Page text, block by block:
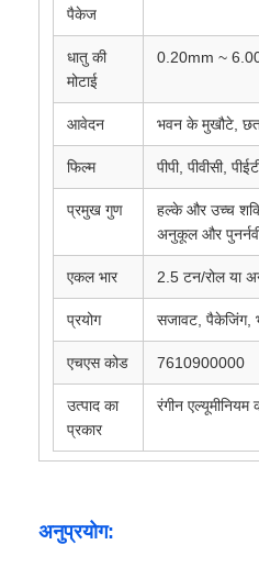
पैकेज
धातु की
मोटाई
0.20mm ~
आवेदन भवन के मुखौटे,
फिल्म पीपी, पीवीसी,
प्रमुख गुण
हल्के और उच्च
अनुकूल और
एकल भार 2.5 टन/रोल या
प्रयोग सजावट, पैकेजिंग,
एचएस कोड 7610900000
उत्पाद का
प्रकार
रंगीन एल्यूमीनियम
अनुप्रयोग: